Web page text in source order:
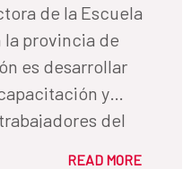
de la Escuela
la provincia de
es desarrollar
y
del
de la isla.
READ MORE